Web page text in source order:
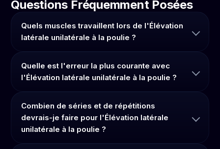
Questions Fréquemment Posées
Quels muscles travaillent lors de l'Élévation
latérale unilatérale à la poulie ?
Quelle est l'erreur la plus courante avec
l'Élévation latérale unilatérale à la poulie ?
Combien de séries et de répétitions
devrais-je faire pour l'Élévation latérale
unilatérale à la poulie ?